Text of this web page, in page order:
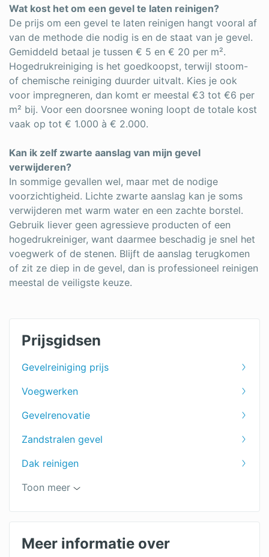
Wat kost het om een gevel te laten reinigen?
De prijs om een gevel te laten reinigen hangt vooral af
van de methode die nodig is en de staat van je gevel.
Gemiddeld betaal je tussen € 5 en € 20 per m².
Hogedrukreiniging is het goedkoopst, terwijl stoom-
of chemische reiniging duurder uitvalt. Kies je ook
voor impregneren, dan komt er meestal €3 tot €6 per
m² bij. Voor een doorsnee woning loopt de totale kost
vaak op tot € 1.000 à € 2.000.
Kan ik zelf zwarte aanslag van mijn gevel
verwijderen?
In sommige gevallen wel, maar met de nodige
voorzichtigheid. Lichte zwarte aanslag kan je soms
verwijderen met warm water en een zachte borstel.
Gebruik liever geen agressieve producten of een
hogedrukreiniger, want daarmee beschadig je snel het
voegwerk of de stenen. Blijft de aanslag terugkomen
of zit ze diep in de gevel, dan is professioneel reinigen
meestal de veiligste keuze.
Prijsgidsen
Gevelreiniging prijs
Voegwerken
Gevelrenovatie
Zandstralen gevel
Dak reinigen
Voeger
Gevel stralen
Gevelspecialist
Toon meer
Meer informatie over